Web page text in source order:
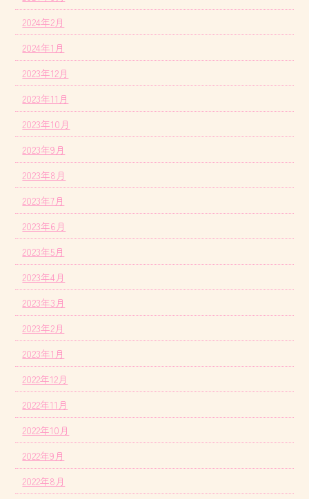
2024年2月
2024年1月
2023年12月
2023年11月
2023年10月
2023年9月
2023年8月
2023年7月
2023年6月
2023年5月
2023年4月
2023年3月
2023年2月
2023年1月
2022年12月
2022年11月
2022年10月
2022年9月
2022年8月